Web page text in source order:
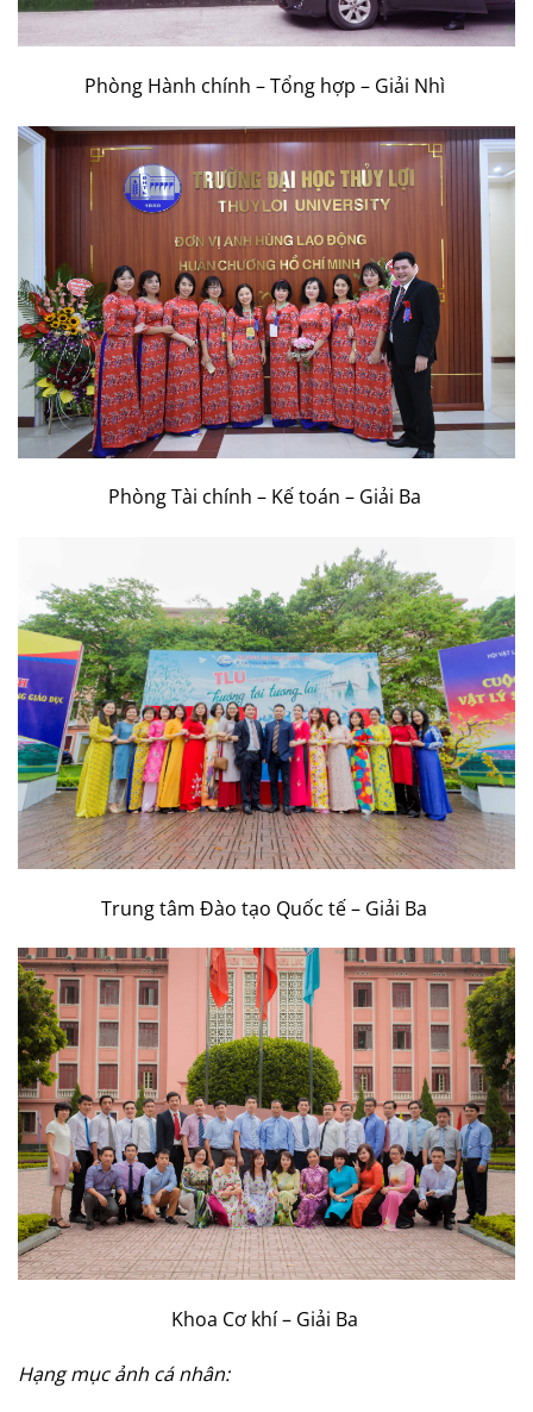
Phòng Hành chính – Tổng hợp – Giải Nhì
Phòng Tài chính – Kế toán – Giải Ba
Trung tâm Đào tạo Quốc tế – Giải Ba
Khoa Cơ khí – Giải Ba
Hạng mục ảnh cá nhân: